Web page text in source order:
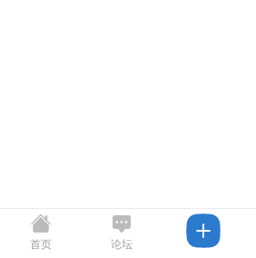
首页 论坛